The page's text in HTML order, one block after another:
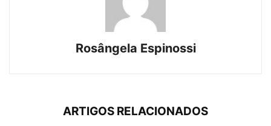
Rosângela Espinossi
ARTIGOS RELACIONADOS